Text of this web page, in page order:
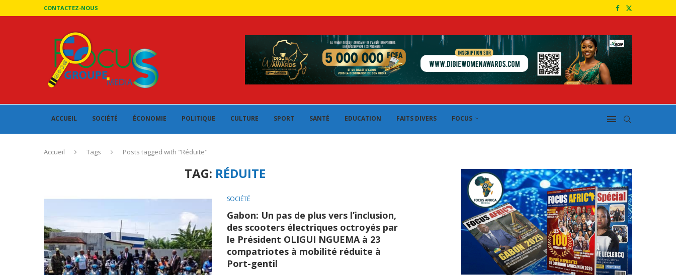
CONTACTEZ-NOUS
ACCUEIL SOCIÉTÉ ÉCONOMIE POLITIQUE CULTURE SPORT SANTÉ EDUCATION FAITS DIVERS FOCUS
Accueil Tags Posts tagged with "Réduite"
TAG: RÉDUITE
SOCIÉTÉ
Gabon: Un pas de plus vers l’inclusion,
des scooters électriques octroyés par
le Président OLIGUI NGUEMA à 23
compatriotes à mobilité réduite à
Port-gentil